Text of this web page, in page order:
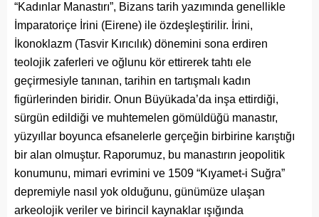
“Kadınlar Manastırı”, Bizans tarih yazımında genellikle
İmparatoriçe İrini (Eirene) ile özdeşleştirilir. İrini,
İkonoklazm (Tasvir Kırıcılık) dönemini sona erdiren
teolojik zaferleri ve oğlunu kör ettirerek tahtı ele
geçirmesiyle tanınan, tarihin en tartışmalı kadın
figürlerinden biridir. Onun Büyükada’da inşa ettirdiği,
sürgün edildiği ve muhtemelen gömüldüğü manastır,
yüzyıllar boyunca efsanelerle gerçeğin birbirine karıştığı
bir alan olmuştur. Raporumuz, bu manastırın jeopolitik
konumunu, mimari evrimini ve 1509 “Kıyamet-i Suğra”
depremiyle nasıl yok olduğunu, günümüze ulaşan
arkeolojik veriler ve birincil kaynaklar ışığında